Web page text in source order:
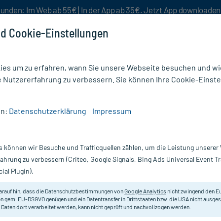
Im Web ab 55€ | In der App ab 35€. Jetzt App
Nur für kurze Zeit:Gratis-Versand* ab 19€ Mindestbestellwert!
Wattekopf, 50 Gebrauchsfertiger Watteträger
Inhalt:
Cookie-Einstellungen
um zu erfahren, wann Sie unsere Webseite besuchen und
Nutzererfahrung zu verbessern. Sie können Ihre Cookie-
Datenschutzerklärung Impressum
können wir Besuche und Trafficquellen zählen, um die Leistung unserer
zu verbessern (Criteo, Google Signals, Bing Ads Universal Event
Plugin).
hin, dass die Datenschutzbestimmungen vonGoogle Analytics nicht zwingend den
gem. EU-DSGVO genügen und ein Datentransfer in Drittstaaten bzw. die USA nicht
dort verarbeitet werden, kann nicht geprüft und nachvollzogen werden.